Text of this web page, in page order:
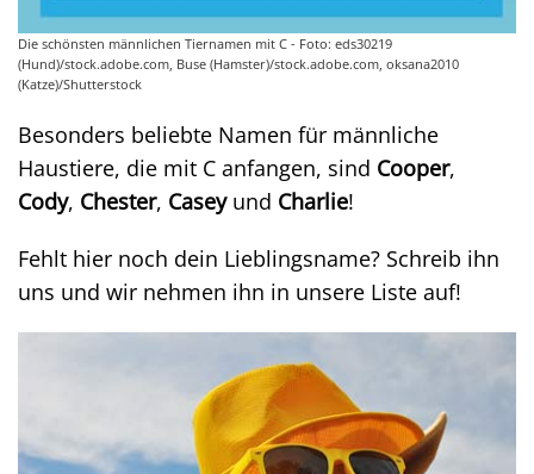
Die schönsten männlichen Tiernamen mit C - Foto: eds30219
(Hund)/stock.adobe.com, Buse (Hamster)/stock.adobe.com, oksana2010
(Katze)/Shutterstock
Besonders beliebte Namen für männliche
Haustiere, die mit C anfangen, sind Cooper,
Cody, Chester, Caseyund Charlie!
Fehlt hier noch dein Lieblingsname? Schreib ihn
uns und wir nehmen ihn in unsere Liste auf!